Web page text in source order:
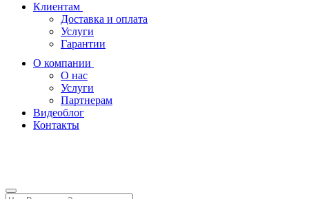
Клиентам
Доставка и оплата
Услуги
Гарантии
О компании
О нас
Услуги
Партнерам
Видеоблог
Контакты